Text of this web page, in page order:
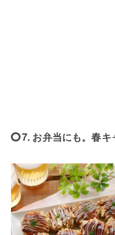
7. お弁当にも。春キ